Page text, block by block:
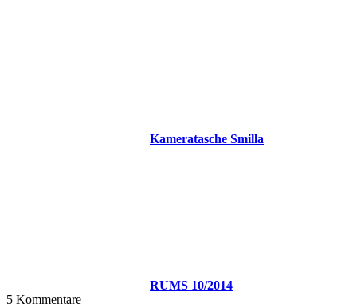
Kameratasche Smilla
RUMS 10/2014
5 Kommentare